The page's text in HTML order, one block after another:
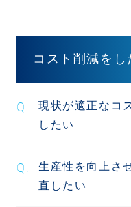
コスト削減をし
現状が適正なコ
したい
生産性を向上さ
直したい